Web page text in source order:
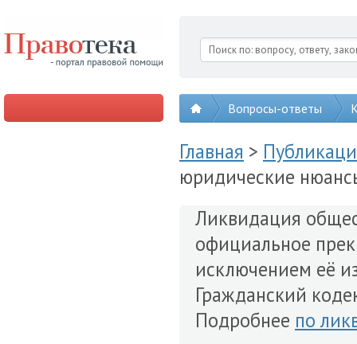
Вопросы-ответы
Главная >
юридические
Ликвидация
официальное
исключением её
Гражданский
Подробнее по